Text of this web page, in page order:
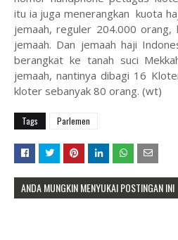
itu ia juga menerangkan kuota
jemaah, reguler 204.000 orang,
jemaah. Dan jemaah haji
berangkat ke tanah suci
jemaah, nantinya dibagi 16
kloter sebanyak 80 orang. (wt)
Tags Parlemen
ANDA MUNGKIN MENYUKAI POSTINGAN INI